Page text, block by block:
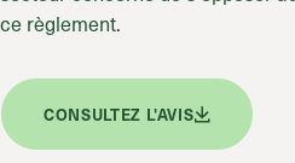
ce règlement.
CONSULTEZ L'AVIS